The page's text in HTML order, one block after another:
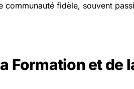
communauté fidèle, souvent
Formation et de